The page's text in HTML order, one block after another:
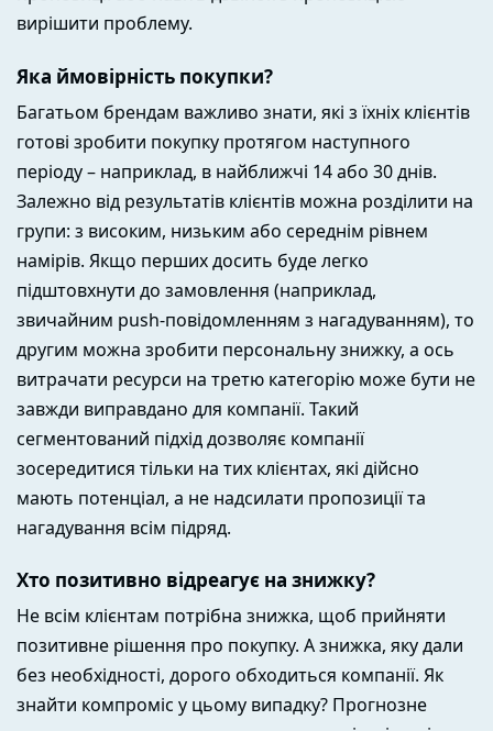
вирішити проблему.
Яка ймовірність покупки?
Багатьом брендам важливо знати, які з їхніх клієнтів
готові зробити покупку протягом наступного
періоду – наприклад, в найближчі 14 або 30 днів.
Залежно від результатів клієнтів можна розділити на
групи: з високим, низьким або середнім рівнем
намірів. Якщо перших досить буде легко
підштовхнути до замовлення (наприклад,
звичайним push-повідомленням з нагадуванням), то
другим можна зробити персональну знижку, а ось
витрачати ресурси на третю категорію може бути не
завжди виправдано для компанії. Такий
сегментований підхід дозволяє компанії
зосередитися тільки на тих клієнтах, які дійсно
мають потенціал, а не надсилати пропозиції та
нагадування всім підряд.
Хто позитивно відреагує на знижку?
Не всім клієнтам потрібна знижка, щоб прийняти
позитивне рішення про покупку. А знижка, яку дали
без необхідності, дорого обходиться компанії. Як
знайти компроміс у цьому випадку? Прогнозне